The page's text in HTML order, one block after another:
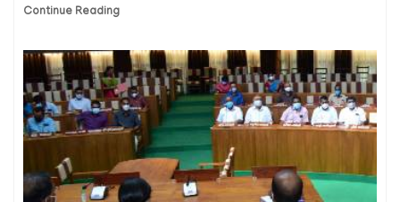
Continue Reading